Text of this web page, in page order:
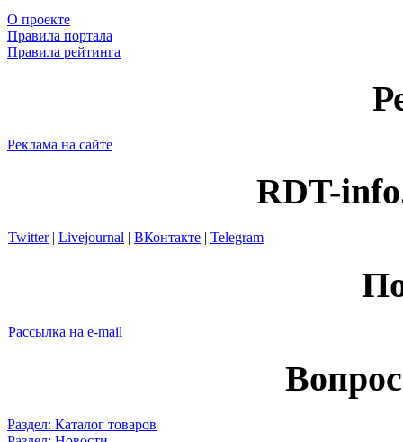
О проекте
Правила портала
Правила рейтинга
Реклама на сайте
RDT-
Twitter| Livejournal | ВКонтакте | Telegram
Рассылка на e-mail
Раздел: Каталог товаров